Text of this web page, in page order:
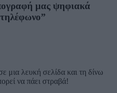
μας ψηφιακά
μια λευκή σελίδα και τη δίνω
να πάει στραβά!